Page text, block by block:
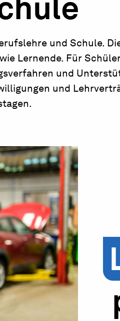
und Schule.
Lernende. Für
und
und